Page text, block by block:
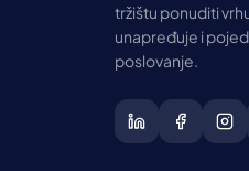
tržištu ponuditi
unapređuje i
poslovanje.